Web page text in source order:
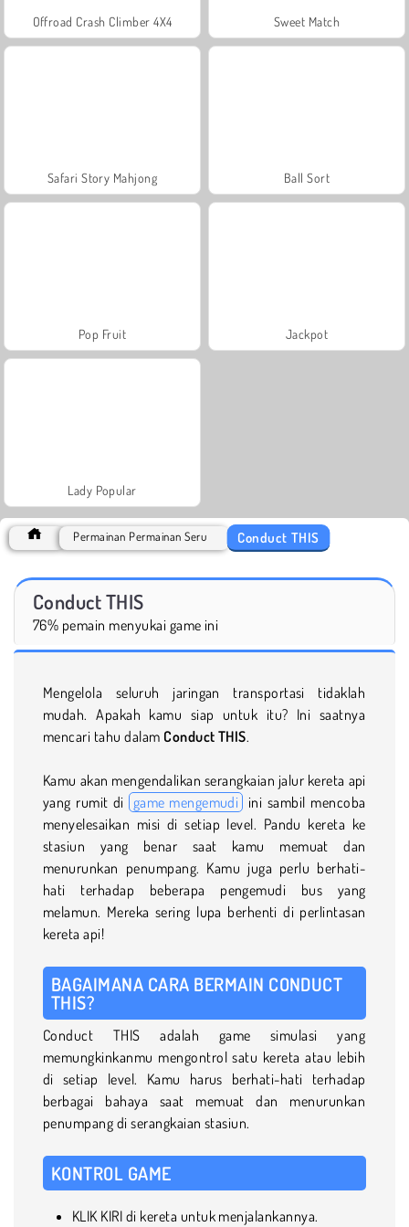
Offroad Crash Climber 4X4 Sweet Match
Safari Story Mahjong Ball Sort
Pop Fruit Jackpot
Lady Popular
Permainan Permainan Seru Conduct THIS
Conduct THIS
76% pemain menyukai game ini
Mengelola seluruh jaringan transportasi tidaklah
mudah. Apakah kamu siap untuk itu? Ini saatnya
mencari tahu dalam Conduct THIS.
Kamu akan mengendalikan serangkaian jalur kereta api
yang rumit di game mengemudi
ini sambil mencoba
menyelesaikan misi di setiap level. Pandu kereta ke
stasiun yang benar saat kamu memuat dan
menurunkan penumpang. Kamu juga perlu berhati-
hati terhadap beberapa pengemudi bus yang
melamun. Mereka sering lupa berhenti di perlintasan
kereta api!
BAGAIMANA CARA BERMAIN CONDUCT
THIS?
Conduct THIS adalah game simulasi yang
memungkinkanmu mengontrol satu kereta atau lebih
di setiap level. Kamu harus berhati-hati terhadap
berbagai bahaya saat memuat dan menurunkan
penumpang di serangkaian stasiun.
KONTROL GAME
KLIK KIRI di kereta untuk menjalankannya.